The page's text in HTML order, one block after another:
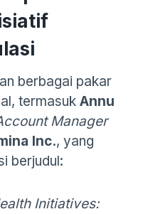
berbagai pakar
termasuk Annu
Manager
Inc., yang
berjudul:
Initiatives: